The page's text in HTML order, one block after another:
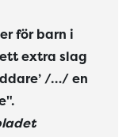
för barn i
extra slag
/…/ en